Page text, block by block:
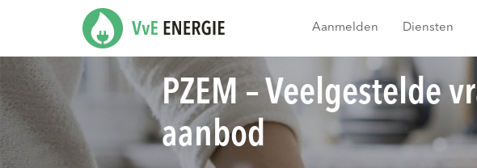
Aanmelden Diensten
PZEM – Veelgestelde
aanbod